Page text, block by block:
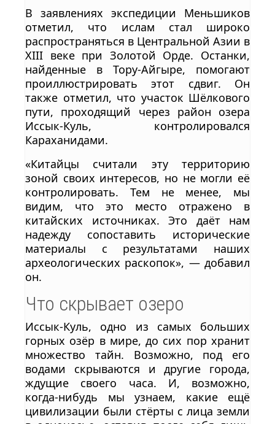
В заявлениях экспедиции Меньшиков
отметил, что ислам стал широко
распространяться в Центральной Азии в
XIII веке при Золотой Орде. Останки,
найденные в Тору-Айгыре, помогают
проиллюстрировать этот сдвиг. Он
также отметил, что участок Шёлкового
пути, проходящий через район озера
Иссык-Куль, контролировался
Караханидами.
«Китайцы считали эту территорию
зоной своих интересов, но не могли её
контролировать. Тем не менее, мы
видим, что это место отражено в
китайских источниках. Это даёт нам
надежду сопоставить исторические
материалы с результатами наших
археологических раскопок», — добавил
он.
Что скрывает озеро
Иссык-Куль, одно из самых больших
горных озёр в мире, до сих пор хранит
множество тайн. Возможно, под его
водами скрываются и другие города,
ждущие своего часа. И, возможно,
когда-нибудь мы узнаем, какие ещё
цивилизации были стёрты с лица земли